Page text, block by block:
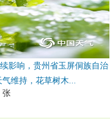
影响，贵州省玉屏侗族自治
维持，花草树木...
张